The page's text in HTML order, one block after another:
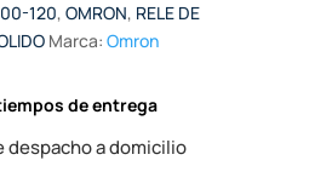
120, OMRON, RELE DE
Marca: Omron
de entrega
despacho a domicilio